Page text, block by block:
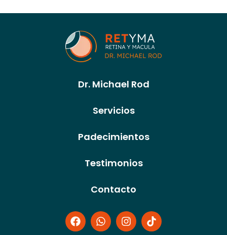
Dr. Michael Rod
Servicios
Padecimientos
Testimonios
Contacto